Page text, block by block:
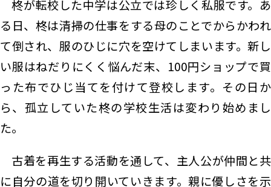
柊が転校した中学は公立では珍しく私服です。あ
る日、柊は清掃の仕事をする母のことでからかわれ
て倒され、服のひじに穴を空けてしまいます。新し
い服はねだりにくく悩んだ末、100円ショップで買
った布でひじ当てを付けて登校します。その日か
ら、孤立していた柊の学校生活は変わり始めまし
た。
古着を再生する活動を通して、主人公が仲間と共
に自分の道を切り開いていきます。親に優しさを示